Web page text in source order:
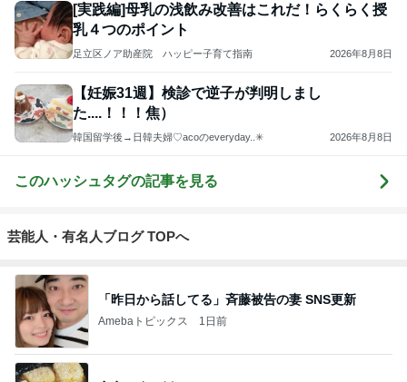
[実践編]母乳の浅飲み改善はこれだ！らくらく授
乳４つのポイント
足立区ノア助産院 ハッピー子育て指南 2026年8月8日
【妊娠31週】検診で逆子が判明しまし
た....！！！焦）
韓国留学後→日韓夫婦♡acoのeveryday..✳︎ 2026年8月8日
このハッシュタグの記事を見る
芸能人・有名人ブログ TOPへ
「昨日から話してる」斉藤被告の妻 SNS更新
Amebaトピックス 1日前